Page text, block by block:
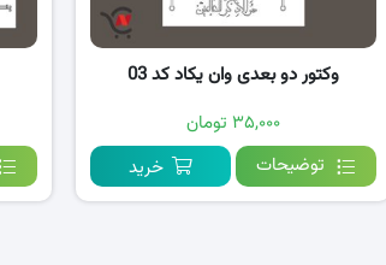
وکتور دو بعدی وان یکاد کد 03
۳۵,۰۰۰ تومان
توضیحات
خرید